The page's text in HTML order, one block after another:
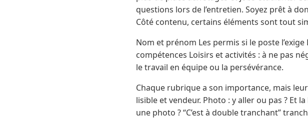
questions lors de l’entretien. Soyez prêt à
Côté contenu, certains éléments sont tout
Nom et prénom Les permis si le poste
compétences Loisirs et activités : à ne pas
le travail en équipe ou la persévérance.
Chaque rubrique a son importance, mais
lisible et vendeur. Photo : y aller ou pas ? Et
une photo ? “C’est à double tranchant”